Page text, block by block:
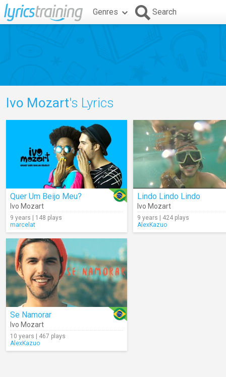
Genres Search
Ivo Mozart's Lyrics
Quer Um Beijo Meu?
Ivo Mozart
9 years | 148 plays
marcelat
Lindo Lindo Lindo
Ivo Mozart
9 years | 424 plays
AlexKazuo
Se Namorar
Ivo Mozart
10 years | 467 plays
AlexKazuo